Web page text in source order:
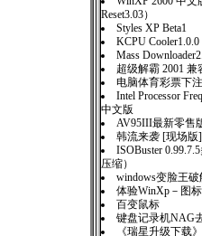
Reset3.03）
Styles XP Beta1
KCPU Cooler1.0.0
Mass
超级解霸 2001 兼
电脑体育彩票下
Intel Processor
中文版
AV95III最新零售
韩流来袭 [现场
ISOBuster
压缩）
windows变脸王破
体验WinXp－图
百变鼠标
键盘记录机NAG
《瑞星升级下载